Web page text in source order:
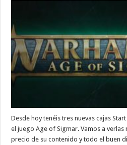
Desde hoy tenéis tres nuevas cajas
el juego Age of Sigmar. Vamos a
precio de su contenido y todo el buen